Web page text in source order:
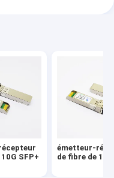
SFP+
émetteur-
de fibre de